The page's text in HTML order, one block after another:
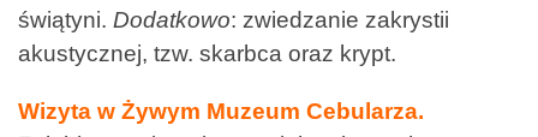
świątyni. Dodatkowo: zwiedzanie zakrystii
akustycznej, tzw. skarbca oraz krypt.
Wizyta w Żywym Muzeum Cebularza.